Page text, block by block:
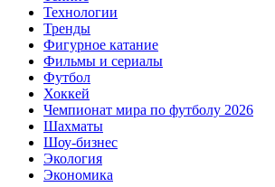
Технологии
Тренды
Фигурное катание
Фильмы и сериалы
Футбол
Хоккей
Чемпионат мира по футболу 2026
Шахматы
Шоу-бизнес
Экология
Экономика